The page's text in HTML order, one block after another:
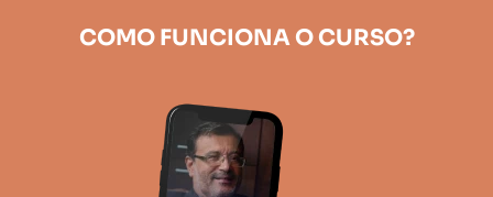
COMO FUNCIONA O CURSO?